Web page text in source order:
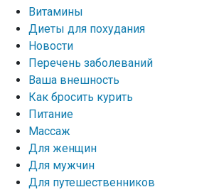
Витамины
Диеты для похудания
Новости
Перечень заболеваний
Ваша внешность
Как бросить курить
Питание
Массаж
Для женщин
Для мужчин
Для путешественников